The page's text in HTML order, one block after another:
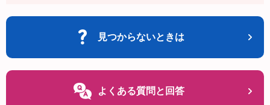
見つからないときは
よくある質問と回答